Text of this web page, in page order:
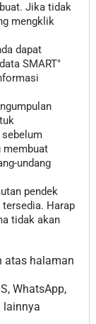
Jika tidak
mengklik
dapat
SMART"
sebelum
membuat
undang
pendek
Harap
tidak akan
atas halaman
WhatsApp,
lainnya